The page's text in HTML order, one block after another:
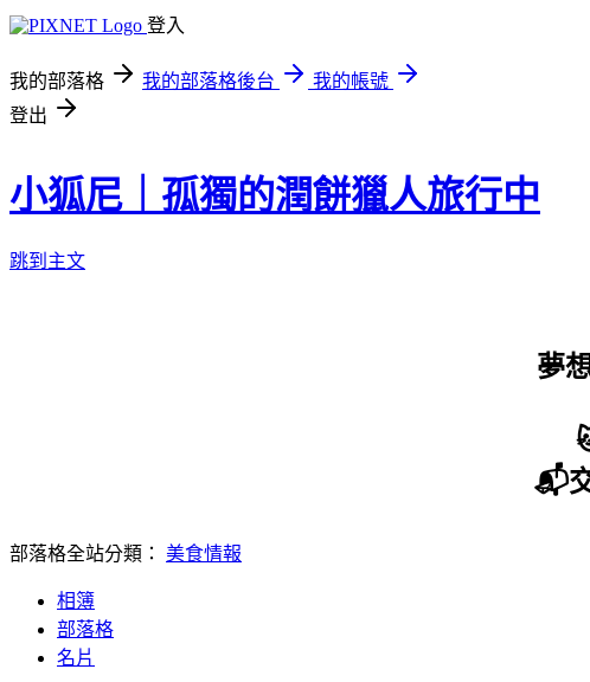
登入
我的部落格 我的部落格後台
我的帳號
登出
小狐尼｜孤獨的潤餅獵人旅行中
跳到主文
夢
📬
部落格全站分類： 美食情報
相簿
部落格
名片